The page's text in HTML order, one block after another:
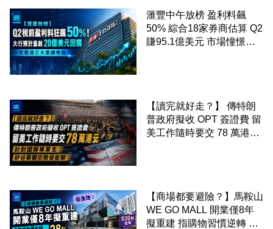
滙豐中午放榜 盈利料飆
50% 綜合18家券商估算 Q2
賺95.1億美元 市場憧憬重
【讀完就好走？】 傳特朗
普政府擬收 OPT 簽證費 留
美工作隨時要交 78 萬港元
【商場都要避險？】馬鞍山
WE GO MALL 開業僅8年
擬重建 指購物習慣逆轉 餐